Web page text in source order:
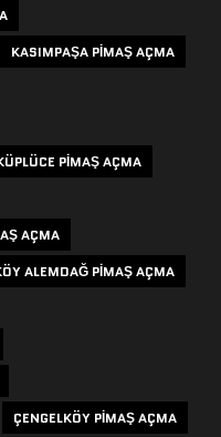
KASIMPAŞA PIMAŞ AÇMA
PIMAŞ AÇMA
AÇMA
ALEMDAĞ PIMAŞ AÇMA
ÇENGELKÖY PIMAŞ AÇMA